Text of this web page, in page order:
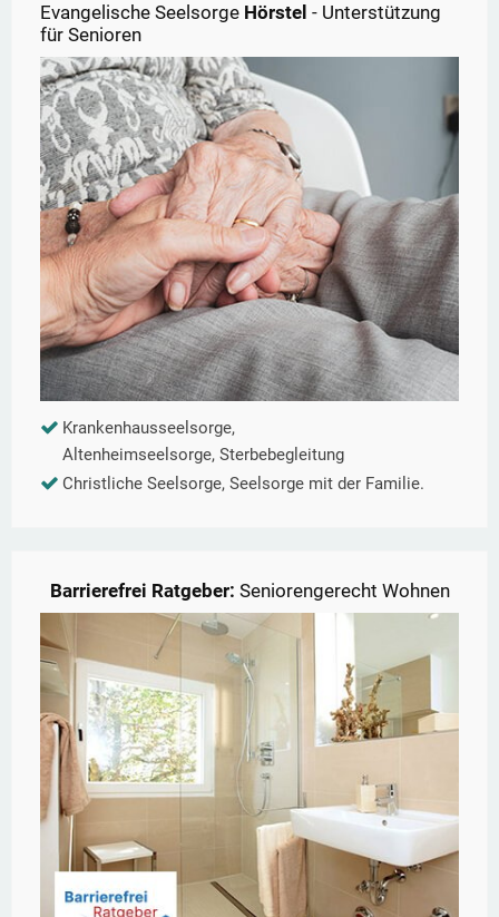
Evangelische Seelsorge Hörstel - Unterstützung
für Senioren
Krankenhausseelsorge,
Altenheimseelsorge, Sterbebegleitung
Christliche Seelsorge, Seelsorge mit der Familie.
Barrierefrei Ratgeber: Seniorengerecht Wohnen